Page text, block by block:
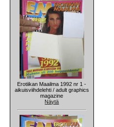
Erotiikan Maailma 1992 nr 1 -
aikuisviihdelehti / adult graphics
magazine
Näytä